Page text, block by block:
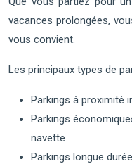
vacances prolongées,
vous convient.
Les principaux types de
Parkings à proximité
Parkings
navette
Parkings longue